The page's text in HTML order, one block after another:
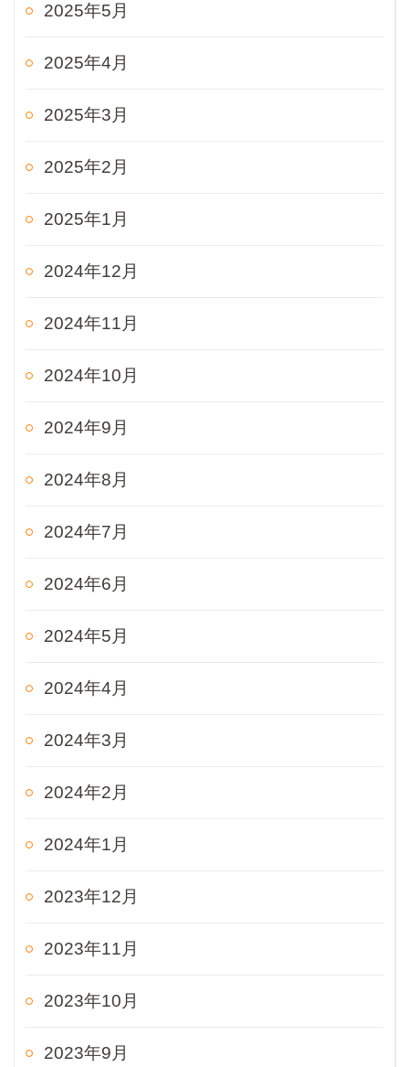
2025年5月
2025年4月
2025年3月
2025年2月
2025年1月
2024年12月
2024年11月
2024年10月
2024年9月
2024年8月
2024年7月
2024年6月
2024年5月
2024年4月
2024年3月
2024年2月
2024年1月
2023年12月
2023年11月
2023年10月
2023年9月